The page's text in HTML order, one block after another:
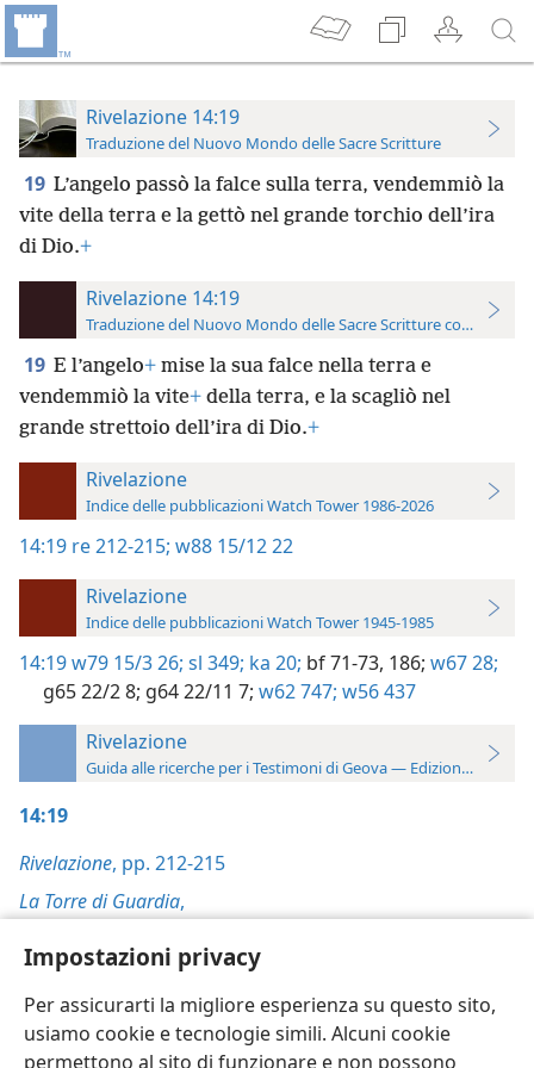
Impostazioni privacy
Per assicurarti la migliore esperienza su questo sito,
usiamo cookie e tecnologie simili. Alcuni cookie
permettono al sito di funzionare e non possono
Rivelazione 14:19
Traduzione del Nuovo Mondo delle Sacre Scritture
19 L’angelo passò la falce sulla terra, vendemmiò la
vite della terra e la gettò nel grande torchio dell’ira
di Dio.+
Rivelazione 14:19
Traduzione del Nuovo Mondo delle Sacre Scritture con
19 E l’angelo+ mise la sua falce nella terra e
vendemmiò la vite+ della terra, e la scagliò nel
grande strettoio dell’ira di Dio.+
Rivelazione
Indice delle pubblicazioni Watch Tower 1986-2026
14:19 re 212-215; w88 15/12 22
Rivelazione
Indice delle pubblicazioni Watch Tower 1945-1985
14:19w79 15/3 26; sl 349; ka 20; bf 71-73, 186; w67 28;
g65 22/2 8; g64 22/11 7; w62 747; w56 437
Rivelazione
Guida alle ricerche per i Testimoni di Geova — Edizione 2019
14:19
Rivelazione, pp. 212-215
La Torre di Guardia,
15/12/1988, p. 22